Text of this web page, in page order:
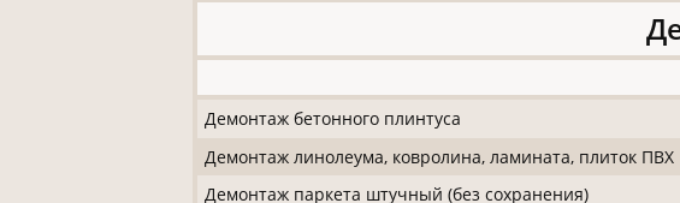
Демонтаж бетонного плинтуса
Демонтаж линолеума, ковролина, ламината, плиток ПВХ
Демонтаж паркета штучный (без сохранения)